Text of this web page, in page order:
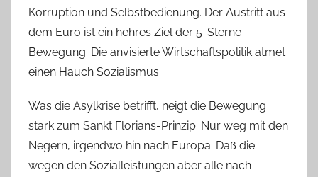
Korruption und Selbstbedienung. Der Austritt aus
dem Euro ist ein hehres Ziel der 5-Sterne-
Bewegung. Die anvisierte Wirtschaftspolitik atmet
einen Hauch Sozialismus.
Was die Asylkrise betrifft, neigt die Bewegung
stark zum Sankt Florians-Prinzip. Nur weg mit den
Negern, irgendwo hin nach Europa. Daß die
wegen den Sozialleistungen aber alle nach